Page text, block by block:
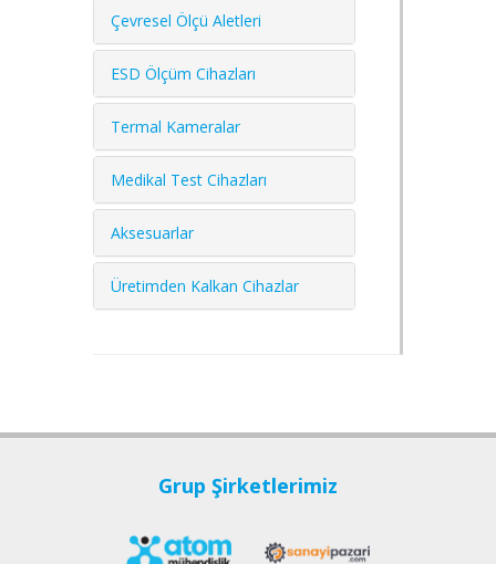
Çevresel Ölçü Aletleri
ESD Ölçüm Cihazları
Termal Kameralar
Medikal Test Cihazları
Aksesuarlar
Üretimden Kalkan Cihazlar
Grup Şirketlerimiz